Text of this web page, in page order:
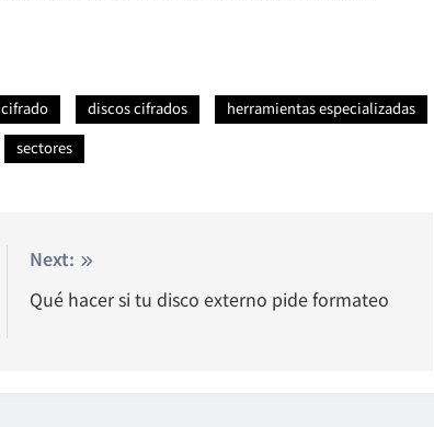
cifrado discos cifrados
herramientas especializadas
sectores
Next:
Qué hacer si tu disco externo pide formateo